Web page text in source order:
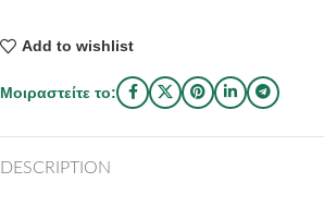
Add to wishlist
Μοιραστείτε το:
DESCRIPTION